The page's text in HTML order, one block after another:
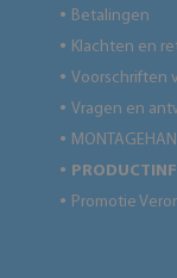
● Betalingen
● Klachten en
● Voorschriften
● Vragen en
●
●
● Promotie